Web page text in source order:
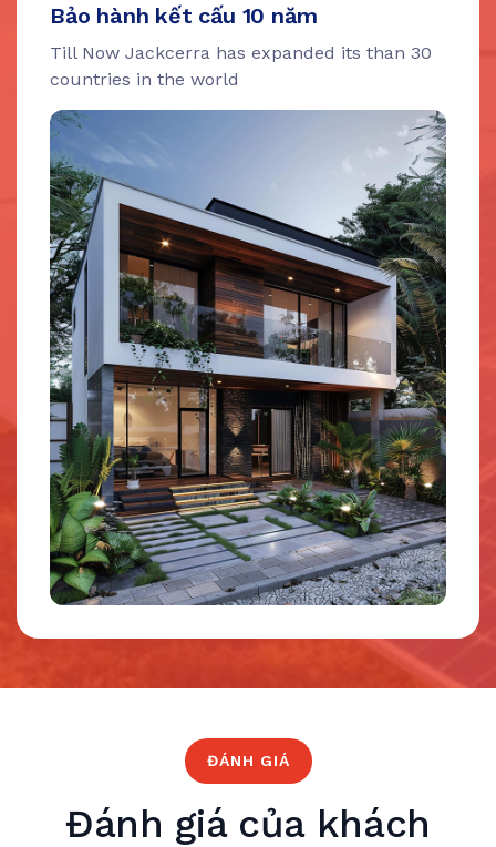
Bảo hành kết cấu 10 năm
Till Now Jackcerra has expanded its than 30
countries in the world
ĐÁNH GIÁ
Đánh giá của khách